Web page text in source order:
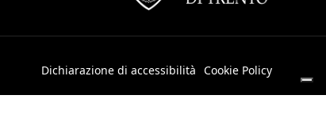
Dichiarazione di accessibilità Cookie Policy